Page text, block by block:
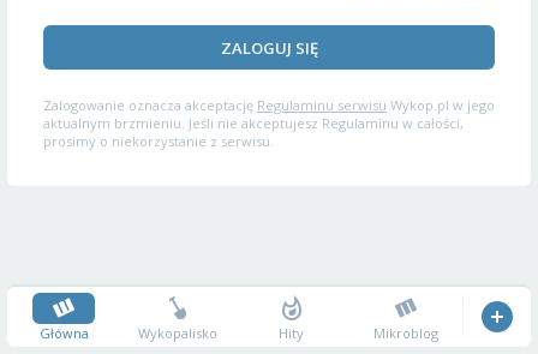
ZALOGUJ SIĘ
Zalogowanie oznacza akceptację Regulaminu serwisu Wykop.pl w jego
aktualnym brzmieniu. Jeśli nie akceptujesz Regulaminu w całości,
prosimy o niekorzystanie z serwisu.
Główna Wykopalisko Hity Mikroblog